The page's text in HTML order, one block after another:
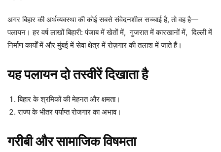
अगर बिहार की अर्थव्यवस्था की कोई सबसे संवेदनशील सच्चाई है, तो वह है—
पलायन। हर वर्ष लाखों बिहारी: पंजाब में खेतों में, गुजरात में कारखानों में, दिल्ली में
निर्माण कार्यों में और मुंबई में सेवा क्षेत्र में रोज़गार की तलाश में जाते हैं।
यह पलायन दो तस्वीरें दिखाता है
बिहार के श्रमिकों की मेहनत और क्षमता।
राज्य के भीतर पर्याप्त रोजगार का अभाव।
गरीबी और सामाजिक विषमता